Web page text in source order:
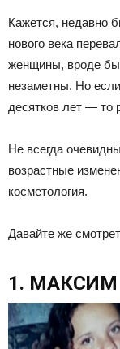
Кажется, недавно
нового века
женщины, вроде бы
незаметны. Но
десятков лет — то
Не всегда
возрастные
косметология.
Давайте же
1. МАКСИМ